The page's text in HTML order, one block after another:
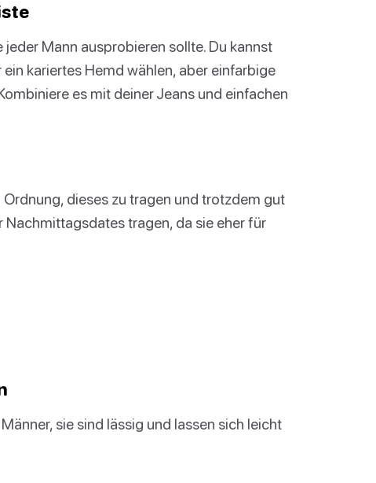
Mann ausprobieren sollte. Du kannst
kariertes Hemd wählen, aber einfarbige
es mit deiner Jeans und einfachen
dieses zu tragen und trotzdem gut
tragen, da sie eher für
sie sind lässig und lassen sich leicht